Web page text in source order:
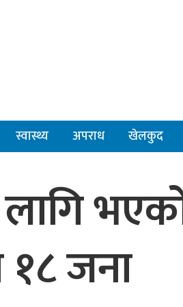
स्वास्थ्य अपराध खेलकुद
लागि
१८ जना